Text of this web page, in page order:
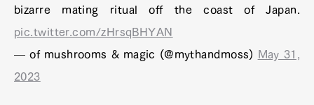
bizarre mating ritual off the coast of Japan.
pic.twitter.com/zHrsqBHYAN
— of mushrooms & magic (@mythandmoss)
May 31,
2023